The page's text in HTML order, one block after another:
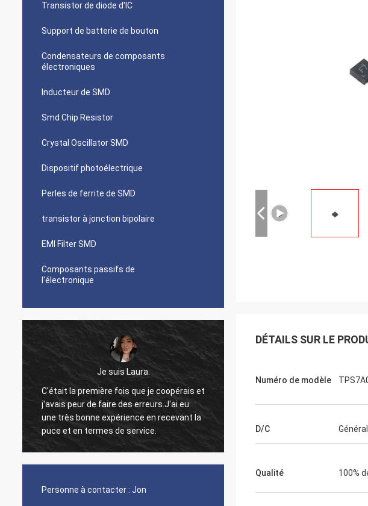
Transistor de diode d'IC
Support de batterie de bouton
Condensateurs de composants
électroniques
Inducteur de SMD
Smd Chip Resistor
Crystal Oscillator SMD
Dispositif photoélectrique
Perles de ferrite de SMD
transistor à jonction bipolaire
EMI Filter SMD
Composants passifs de
l'électronique
Je suis Laura.
C'était la première fois que je coopérais et
j'avais peur de faire des erreurs.J'ai eu
une très bonne expérience en recevant la
puce et en termes de service.
Je suis Rajan.
Bon produit, je l'achèterai la
Personne à contacter : Jon
DÉTAILS SUR LE
Numéro de modèle
D/C
Qualité 100%
Technologie destinée à
MOSFETs de